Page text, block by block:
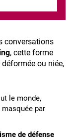
conversations
, cette forme
ou niée,
le monde,
par
de défense